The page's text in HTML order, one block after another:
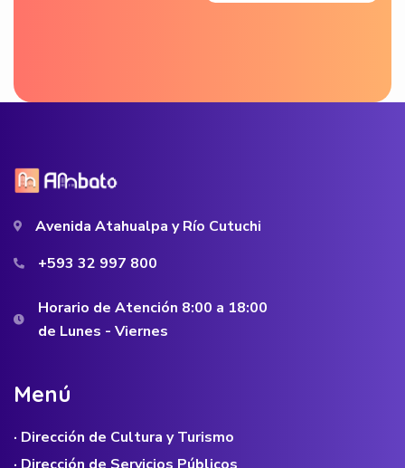
Avenida Atahualpa y Río Cutuchi
+593 32 997 800
Horario de Atención 8:00 a 18:00
de Lunes - Viernes
Menú
· Dirección de Cultura y Turismo